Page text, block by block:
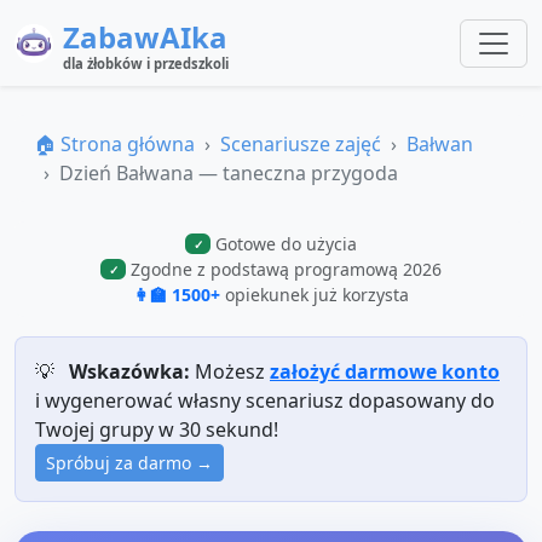
ZabawAIka
dla żłobków i przedszkoli
🏠 Strona główna Scenariusze zajęć
Bałwan
Dzień Bałwana — taneczna przygoda
✓ Gotowe do użycia
✓
Zgodne z podstawą programową 2026
👩‍🏫 1500+ opiekunek już korzysta
💡 Wskazówka: Możesz założyć darmowe konto
i wygenerować własny scenariusz dopasowany do
Twojej grupy w 30 sekund!
Spróbuj za darmo →